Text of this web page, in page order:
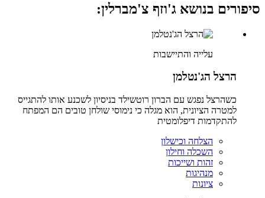
סיפורים בנושא ג'וזף צ'מברלין:
עלייה והתיישבות
הרצל הג'נטלמן
כשהרצל נפגש עם הברון רוטשילד בניסיון לשכנע אותו להתגייס
למטרה הציונית, הוא מגלה כי נימוסי שולחן טובים הם המפתח
להתקדמות דיפלומטית
הצלחה וכישלון
השכלה וחילון
זהות ושייכות
מנהיגות
ציונות